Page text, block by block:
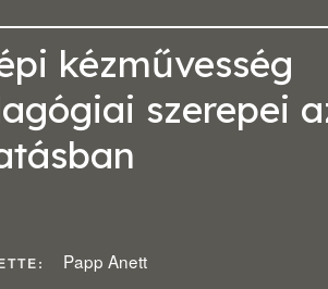
kézművesség
szerepei
Papp Anett